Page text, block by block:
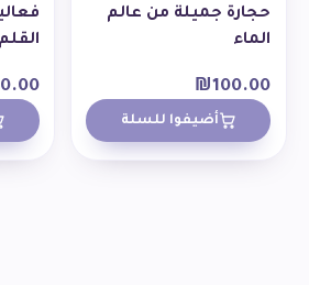
حجارة جميلة من عالم
الماء
₪100.00
أضيفوا للسلة
القلم